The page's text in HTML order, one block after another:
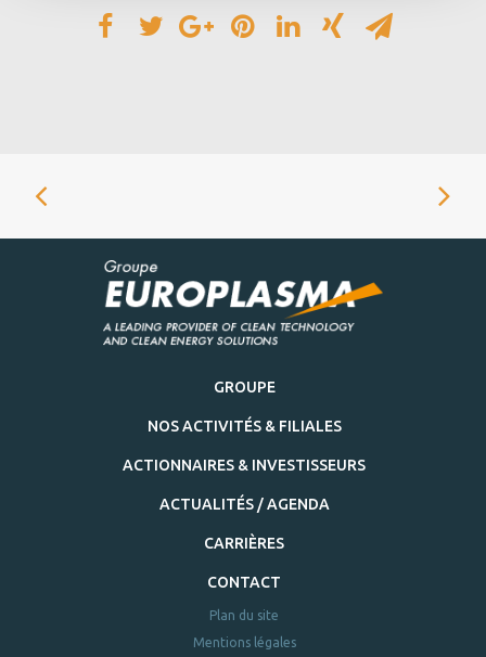
GROUPE
NOS ACTIVITÉS & FILIALES
ACTIONNAIRES & INVESTISSEURS
ACTUALITÉS / AGENDA
CARRIÈRES
CONTACT
Plan du site
Mentions légales